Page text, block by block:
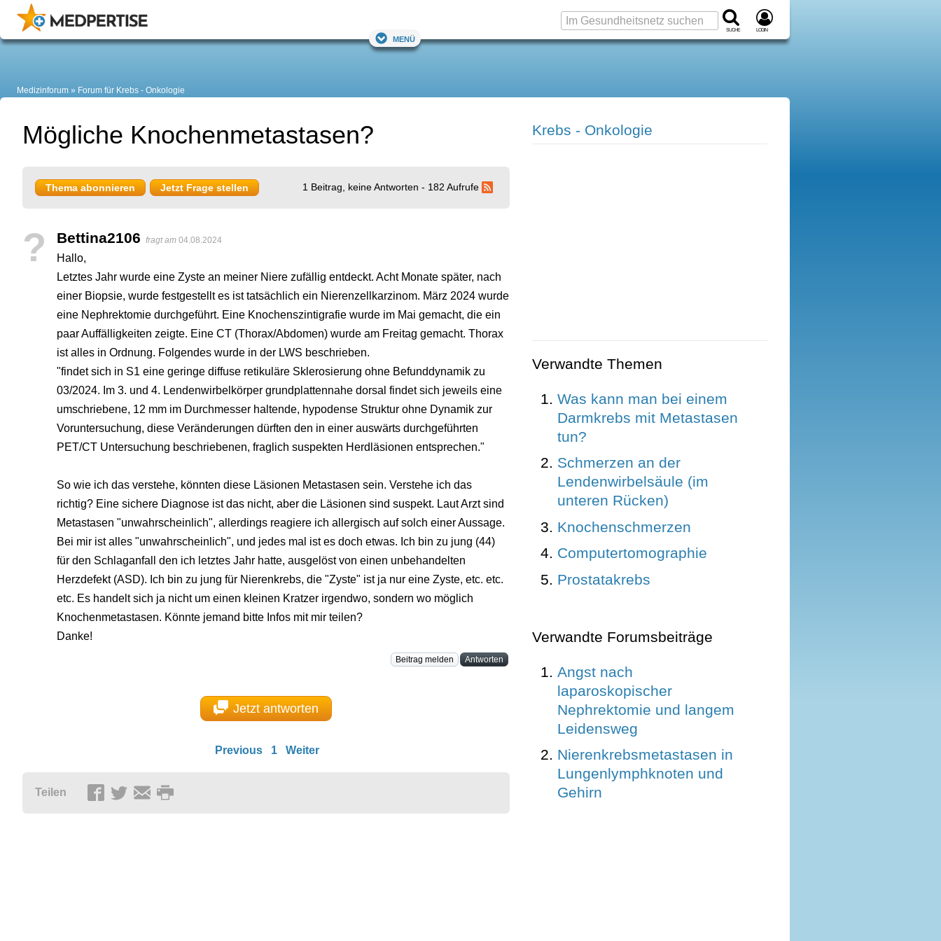
Suche Login
Menü
Medizinforum Forum für Krebs - Onkologie
Mögliche Knochenmetastasen?
Thema abonnieren Jetzt Frage stellen 1 Beitrag, keine Antworten - 182 Aufrufe
? Bettina2106 fragt am 04.08.2024
Hallo,
Letztes Jahr wurde eine Zyste an meiner Niere zufällig entdeckt. Acht Monate später, nach
einer Biopsie, wurde festgestellt es ist tatsächlich ein Nierenzellkarzinom. März 2024 wurde
eine Nephrektomie durchgeführt. Eine Knochenszintigrafie wurde im Mai gemacht, die ein
paar Auffälligkeiten zeigte. Eine CT (Thorax/Abdomen) wurde am Freitag gemacht. Thorax
ist alles in Ordnung. Folgendes wurde in der LWS beschrieben.
"findet sich in S1 eine geringe diffuse retikuläre Sklerosierung ohne Befunddynamik zu
03/2024. Im 3. und 4. Lendenwirbelkörper grundplattennahe dorsal findet sich jeweils eine
umschriebene, 12 mm im Durchmesser haltende, hypodense Struktur ohne Dynamik zur
Voruntersuchung, diese Veränderungen dürften den in einer auswärts durchgeführten
PET/CT Untersuchung beschriebenen, fraglich suspekten Herdläsionen entsprechen."
So wie ich das verstehe, könnten diese Läsionen Metastasen sein. Verstehe ich das
richtig? Eine sichere Diagnose ist das nicht, aber die Läsionen sind suspekt. Laut Arzt sind
Metastasen "unwahrscheinlich", allerdings reagiere ich allergisch auf solch einer Aussage.
Bei mir ist alles "unwahrscheinlich", und jedes mal ist es doch etwas. Ich bin zu jung (44)
für den Schlaganfall den ich letztes Jahr hatte, ausgelöst von einen unbehandelten
Herzdefekt (ASD). Ich bin zu jung für Nierenkrebs, die "Zyste" ist ja nur eine Zyste, etc. etc.
etc. Es handelt sich ja nicht um einen kleinen Kratzer irgendwo, sondern wo möglich
Knochenmetastasen. Könnte jemand bitte Infos mit mir teilen?
Danke!
Beitrag melden Antworten
Jetzt antworten
Previous 1 Weiter
Teilen
Krebs - Onkologie
Verwandte Themen
Was kann man bei einem
Darmkrebs mit Metastasen
tun?
Schmerzen an der
Lendenwirbelsäule (im
unteren Rücken)
Knochenschmerzen
Computertomographie
Prostatakrebs
Verwandte Forumsbeiträge
Angst nach
laparoskopischer
Nephrektomie und langem
Leidensweg
Nierenkrebsmetastasen in
Lungenlymphknoten und
Gehirn